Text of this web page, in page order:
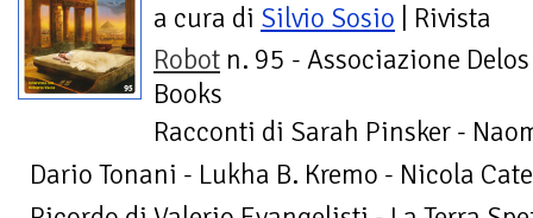
a cura di Silvio Sosio | Rivista
Robot n. 95 - Associazione Delos
Books
Racconti di Sarah Pinsker -
Dario Tonani - Lukha B. Kremo - Nicola